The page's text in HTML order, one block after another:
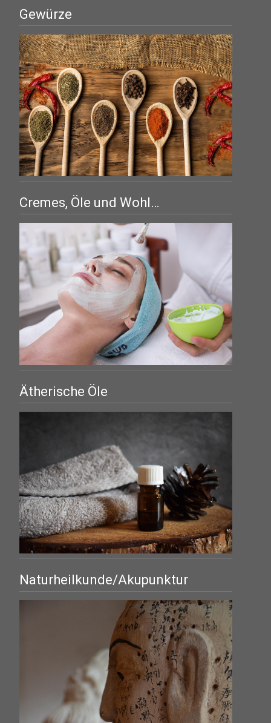
Gewürze
Cremes, Öle und Wohl…
Ätherische Öle
Naturheilkunde/Akupunktur